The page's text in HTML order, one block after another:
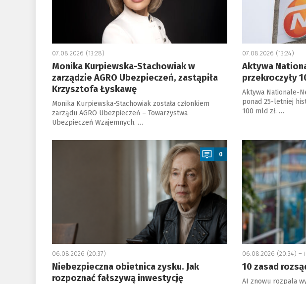
07.08.2026 (13:28)
Monika Kurpiewska-Stachowiak w
zarządzie AGRO Ubezpieczeń, zastąpiła
Krzysztofa Łyskawę
Monika Kurpiewska-Stachowiak została członkiem
zarządu AGRO Ubezpieczeń – Towarzystwa
Ubezpieczeń Wzajemnych. …
07.08.2026 (13:24)
Aktywa
przekroczyły
Aktywa Nationale-
ponad 25-letniej
100 mld zł. …
a
0
06.08.2026 (20:37)
Niebezpieczna obietnica zysku. Jak
rozpoznać fałszywą inwestycję
a
06.08.2026 (20:34) –
10 zasad
AI znowu rozpala